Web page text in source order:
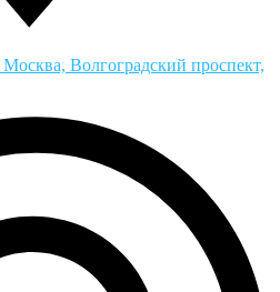
Москва, Волгоградский проспект,